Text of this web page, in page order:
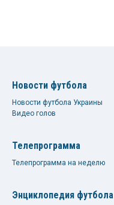
Новости футбола
Новости футбола Украины
Видео голов
Телепрограмма
Телепрограмма на неделю
Энциклопедия футбола